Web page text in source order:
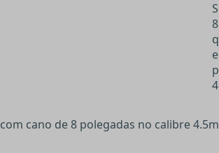
com cano de 8 polegadas no calibre